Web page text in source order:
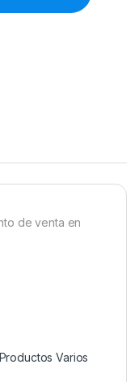
de venta en
Productos Varios